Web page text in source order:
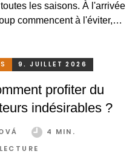
les saisons. À l'arrivée
commencent à l'éviter,
détente. C'est pourtant
et astucieux, vous
d'hiver confortablement et
9. JUILLET 2026
profiter du
indésirables ?
4 MIN.